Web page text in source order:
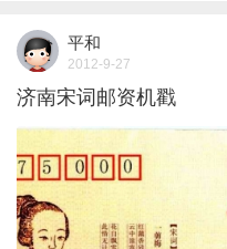
平和
2012-9-27
济南宋词邮资机戳